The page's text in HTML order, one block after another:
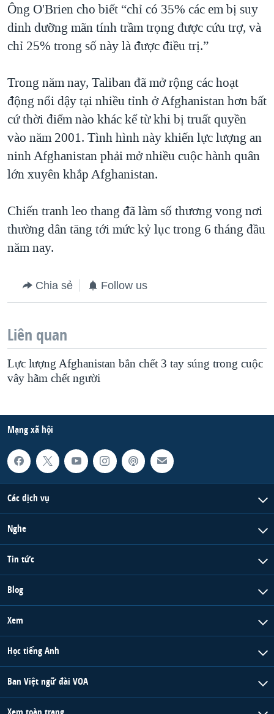
Ông O'Brien cho biết “chỉ có 35% các em bị suy
dinh dưỡng mãn tính trầm trọng được cứu trợ, và
chỉ 25% trong số này là được điều trị.”
Trong năm nay, Taliban đã mở rộng các hoạt
động nổi dậy tại nhiều tỉnh ở Afghanistan hơn bất
cứ thời điểm nào khác kể từ khi bị truất quyền
vào năm 2001. Tình hình này khiến lực lượng an
ninh Afghanistan phải mở nhiều cuộc hành quân
lớn xuyên khắp Afghanistan.
Chiến tranh leo thang đã làm số thương vong nơi
thường dân tăng tới mức kỷ lục trong 6 tháng đầu
năm nay.
Chia sẻ Follow us
Liên quan
Lực lượng Afghanistan bắn chết 3 tay súng trong cuộc
vây hãm chết người
Mạng xã hội
Các dịch vụ
Nghe
Tin tức
Blog
Xem
Học tiếng Anh
Ban Việt ngữ đài VOA